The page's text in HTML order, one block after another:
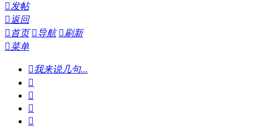
发帖
 返回
 首页 导航 刷新
菜单
我来说几句...



